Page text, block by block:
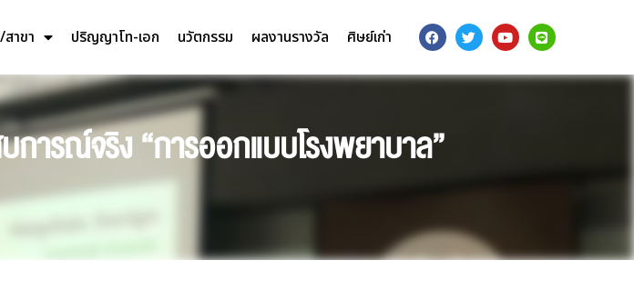
าขา ปริญญาโท-เอก นวัตกรรม ผลงานรางวัล ศิษย์เก่า
ารณ์จริง “การออกแบบโรงพยาบาล”